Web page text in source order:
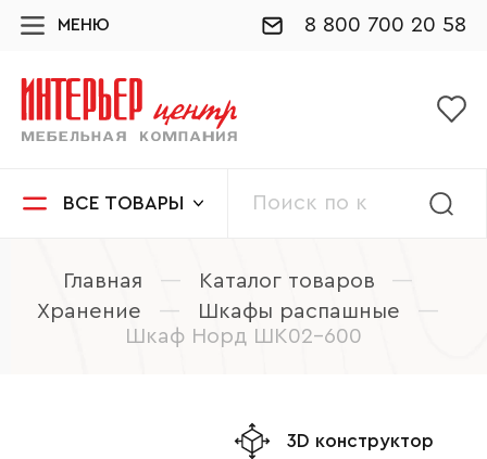
МЕНЮ 8 800 700 20 58
ВСЕ ТОВАРЫ
Главная — Каталог товаров
—
Хранение
— Шкафы распашные
—
Шкаф Норд ШК02-600
3D конструктор